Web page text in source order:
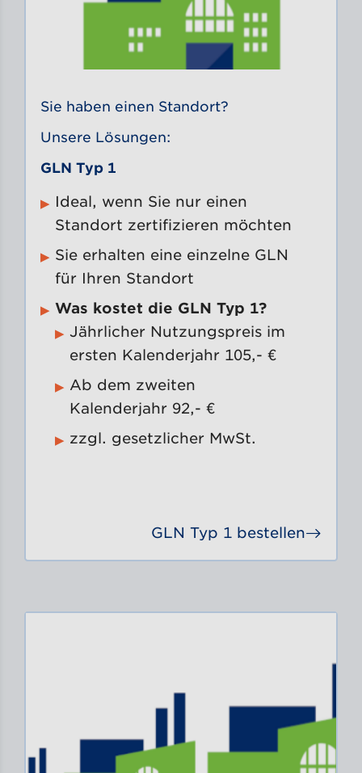
Sie haben einen Standort?
Unsere Lösungen:
GLN Typ 1
Ideal, wenn Sie nur einen
Standort zertifizieren möchten
Sie erhalten eine einzelne GLN
für Ihren Standort
Was kostet die GLN Typ 1?
Jährlicher Nutzungspreis im
ersten Kalenderjahr 105,- €
Ab dem zweiten
Kalenderjahr 92,- €
zzgl. gesetzlicher MwSt.
GLN Typ 1 bestellen